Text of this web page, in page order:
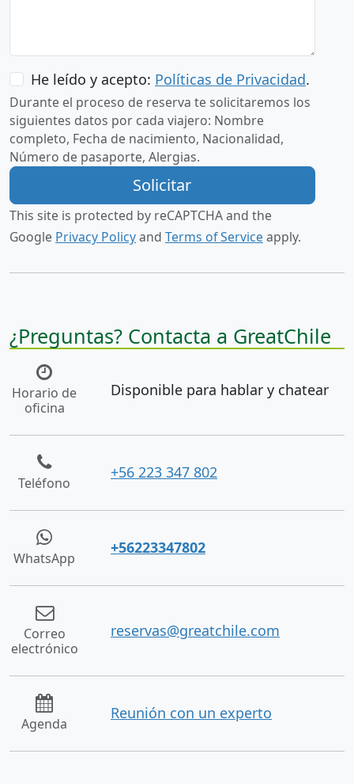
He leído y acepto: Políticas de Privacidad.
Durante el proceso de reserva te solicitaremos los
siguientes datos por cada viajero: Nombre
completo, Fecha de nacimiento, Nacionalidad,
Número de pasaporte, Alergias.
This site is protected by reCAPTCHA and the
Google Privacy Policyand Terms of Service apply.
¿Preguntas? Contacta a GreatChile
Horario de
oficina
Disponible para hablar y chatear
Teléfono
+56 223 347 802
WhatsApp
+56223347802
Correo
electrónico
reservas@greatchile.com
Agenda
Reunión con un experto